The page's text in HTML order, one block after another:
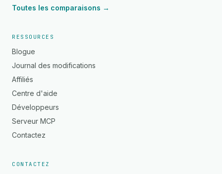
Toutes les comparaisons →
RESSOURCES
Blogue
Journal des modifications
Affiliés
Centre d'aide
Développeurs
Serveur MCP
Contactez
CONTACTEZ